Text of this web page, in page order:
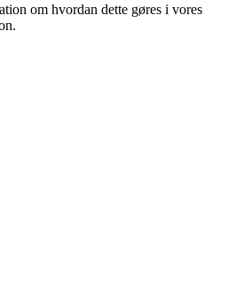
om hvordan dette gøres i vores